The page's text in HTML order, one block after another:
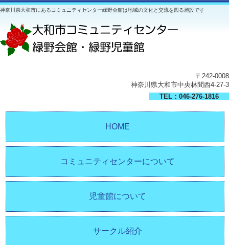
神奈川県大和市にあるコミュニティセンター緑野会館は地域の文化と交流を図る施設です
〒242-0008
神奈川県大和市中央林間西4-27-3
TEL：046-276-1816
HOME
コミュニティセンターについて
児童館について
サークル紹介